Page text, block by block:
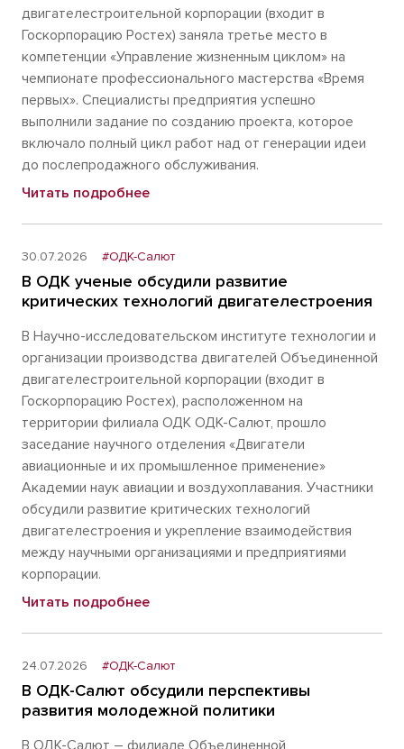
двигателестроительной корпорации (входит в
Госкорпорацию Ростех) заняла третье место в
компетенции «Управление жизненным циклом» на
чемпионате профессионального мастерства «Время
первых». Специалисты предприятия успешно
выполнили задание по созданию проекта, которое
включало полный цикл работ над от генерации идеи
до послепродажного обслуживания.
Читать подробнее
30.07.2026 #ОДК-Салют
В ОДК ученые обсудили развитие
критических технологий двигателестроения
В Научно-исследовательском институте технологии и
организации производства двигателей Объединенной
двигателестроительной корпорации (входит в
Госкорпорацию Ростех), расположенном на
территории филиала ОДК ОДК-Салют, прошло
заседание научного отделения «Двигатели
авиационные и их промышленное применение»
Академии наук авиации и воздухоплавания. Участники
обсудили развитие критических технологий
двигателестроения и укрепление взаимодействия
между научными организациями и предприятиями
корпорации.
Читать подробнее
24.07.2026 #ОДК-Салют
В ОДК-Салют обсудили перспективы
развития молодежной политики
В ОДК-Салют – филиале Объединенной